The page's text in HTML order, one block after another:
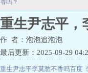
吗？
重生尹志平，
作 者：泡泡追泡泡
最后更新：2025-09-29
重生尹志平李莫愁不香吗百度